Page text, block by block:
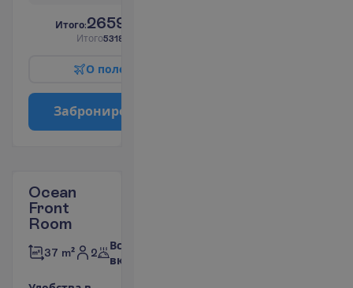
Итого:2659.00
Итого5318.00
О поле
Заброниро
Ocean
Front
Room
37 m² 2
Все
включено